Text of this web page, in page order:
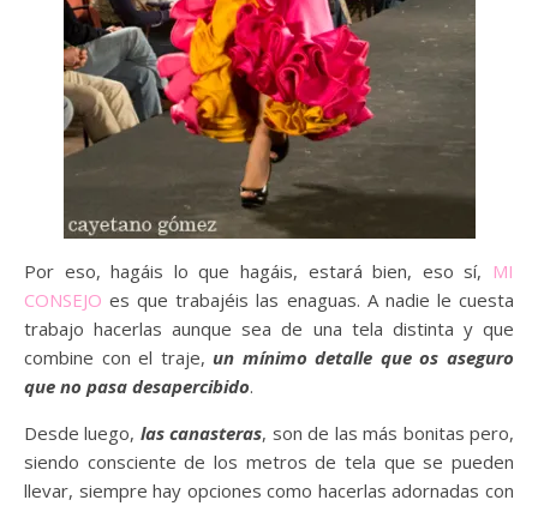
Por eso, hagáis lo que hagáis, estará bien, eso sí, MI
CONSEJO es que trabajéis las enaguas. A nadie le cuesta
trabajo hacerlas aunque sea de una tela distinta y que
combine con el traje, un mínimo detalle que os aseguro
que no pasa desapercibido.
Desde luego, las canasteras, son de las más bonitas pero,
siendo consciente de los metros de tela que se pueden
llevar, siempre hay opciones como hacerlas adornadas con